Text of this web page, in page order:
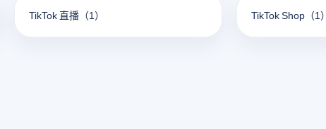
TikTok 直播 （1） TikTok Shop （1）